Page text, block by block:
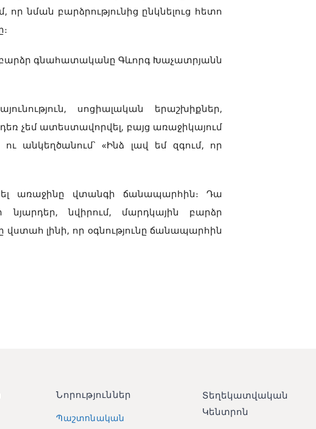
որ նման բարձրությունից ընկնելուց հետո
բարձր գնահատականը Գևորգ Խաչատրյանն
սոցիալական երաշխիքներ,
չեմ ատեստավորվել, բայց առաջիկայում
անկեղծանում՝ «Ինձ լավ եմ զգում, որ
առաջինը վտանգի ճանապարհին։ Դա
նվիրում, մարդկային բարձր
լինի, որ օգնությունը ճանապարհին
Նորություններ
Պաշտոնական
Տեղեկատվական
Կենտրոն